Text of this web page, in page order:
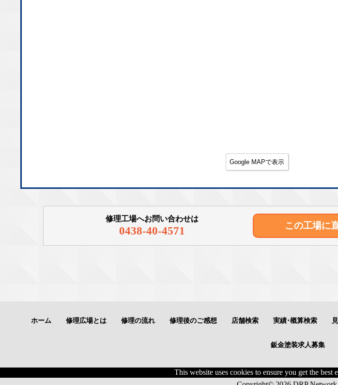
Google MAPで表示
修理工場へお問い合わせは
0438-40-4571 この工場に
ホーム 修理広場とは 修理の流れ 修理後のご感想 店舗検索 実績･概算検索
鈑金塗装求人募集
This website uses cookies to ensure you get the best